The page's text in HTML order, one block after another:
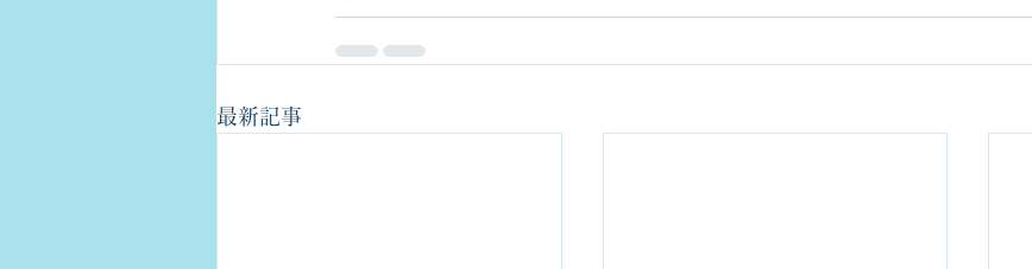
最新記事